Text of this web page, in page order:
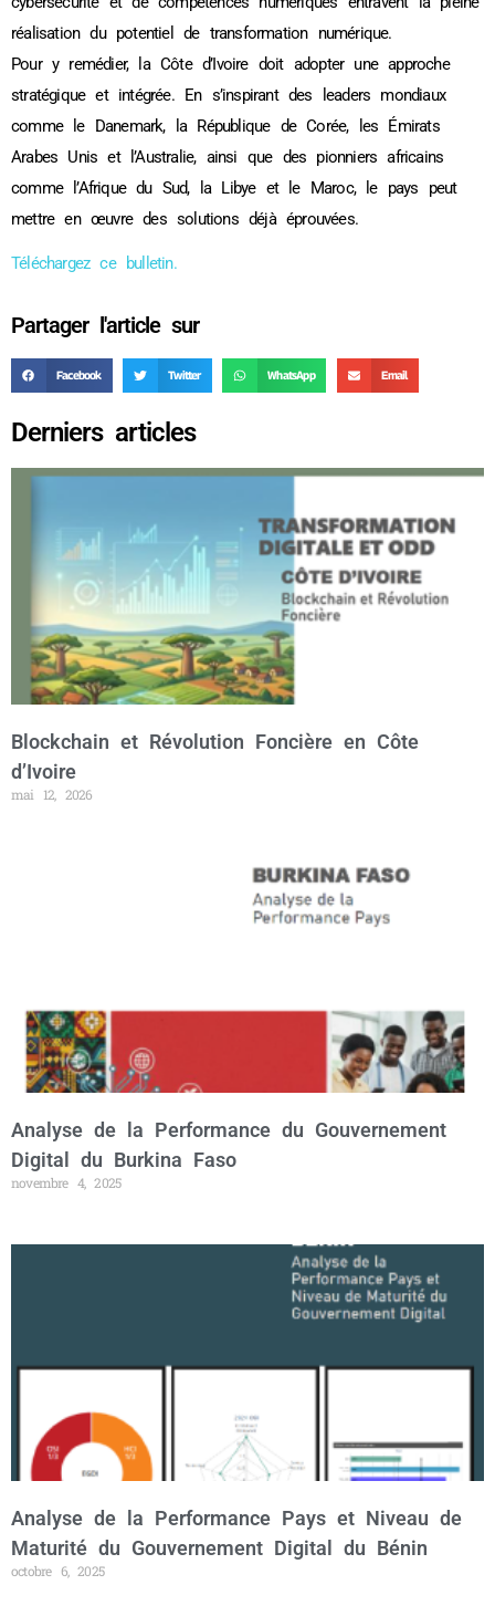
réalisation du potentiel de transformation numérique.
Pour y remédier, la Côte d’Ivoire doit adopter une approche
stratégique et intégrée. En s’inspirant des leaders mondiaux
comme le Danemark, la République de Corée, les Émirats
Arabes Unis et l’Australie, ainsi que des pionniers africains
comme l’Afrique du Sud, la Libye et le Maroc, le pays peut
mettre en œuvre des solutions déjà éprouvées.
Téléchargez ce bulletin.
Partager l'article sur
Facebook Twitter WhatsApp Email
Derniers articles
Blockchain et Révolution Foncière en Côte
d’Ivoire
mai 12, 2026
Analyse de la Performance du Gouvernement
Digital du Burkina Faso
novembre 4, 2025
Analyse de la Performance Pays et Niveau de
Maturité du Gouvernement Digital du Bénin
octobre 6, 2025